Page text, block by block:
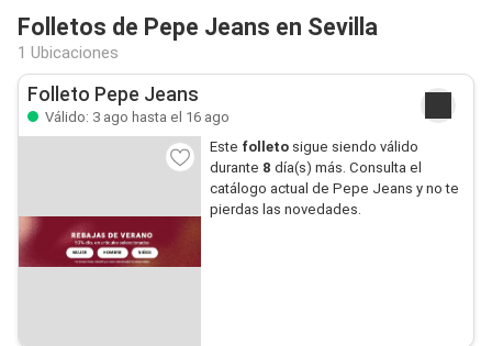
Folletos de Pepe Jeans en Sevilla
1 Ubicaciones
Folleto Pepe Jeans
Válido: 3 ago hasta el 16 ago
Este folletosigue siendo válido
durante 8 día(s) más. Consulta el
catálogo actual de Pepe Jeans y no te
pierdas las novedades.